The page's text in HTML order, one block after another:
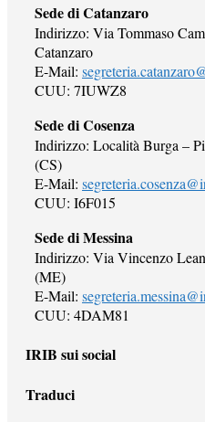
Sede di Catanzaro
Indirizzo: Via Tommaso
Catanzaro
E-Mail:
CUU: 7IUWZ8
Sede di Cosenza
Indirizzo: Località Burga –
(CS)
E-Mail:
CUU: I6F015
Sede di Messina
Indirizzo: Via Vincenzo
(ME)
E-Mail:
CUU: 4DAM81
IRIB sui social
Traduci